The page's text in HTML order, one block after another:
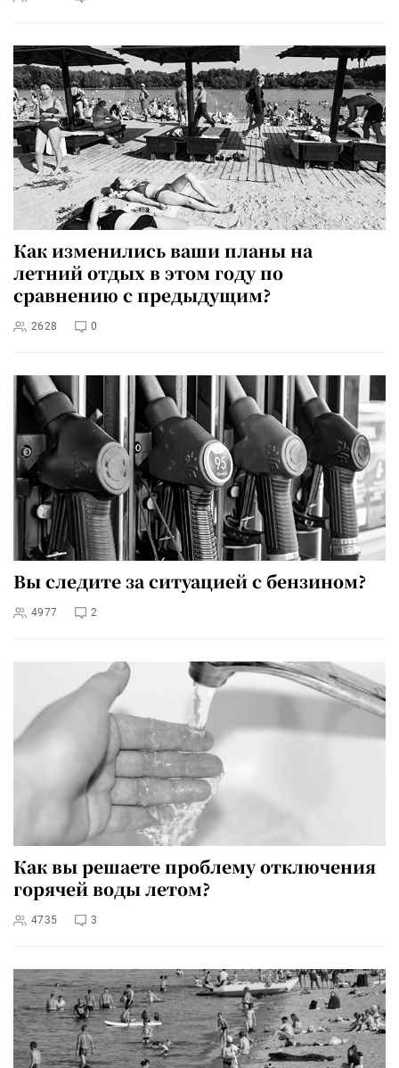
Как изменились ваши планы на
летний отдых в этом году по
сравнению с предыдущим?
2628 0
Вы следите за ситуацией с бензином?
4977 2
Как вы решаете проблему отключения
горячей воды летом?
4735 3